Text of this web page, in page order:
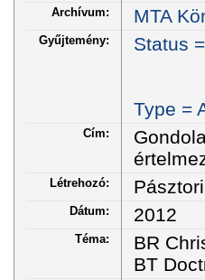
Archívum: MTA
Gyűjtemény: Status
Type =
Cím:
Létrehozó:
Dátum: 2012
Téma:
BR
BT